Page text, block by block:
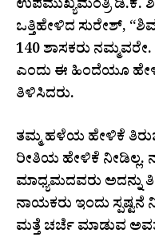
ಉಪಮುಖ್ಯಮಂತ್ರಿ ಡಿ.ಕೆ.
ಒತ್ತಿಹೇಳಿದ ಸುರೇಶ್,
140 ಶಾಸಕರು ನಮ್ಮವರೇ.
ಎಂದು ಈ ಹಿಂದೆಯೂ
ತಿಳಿಸಿದರು.
ತಮ್ಮ ಹಳೆಯ ಹೇಳಿಕೆ
ರೀತಿಯ ಹೇಳಿಕೆ ನೀಡಿಲ್ಲ.
ಮಾಧ್ಯಮದವರು ಅದನ್ನು
ನಾಯಕರು ಇಂದು
ಮತ್ತೆ ಚರ್ಚೆ ಮಾಡುವ